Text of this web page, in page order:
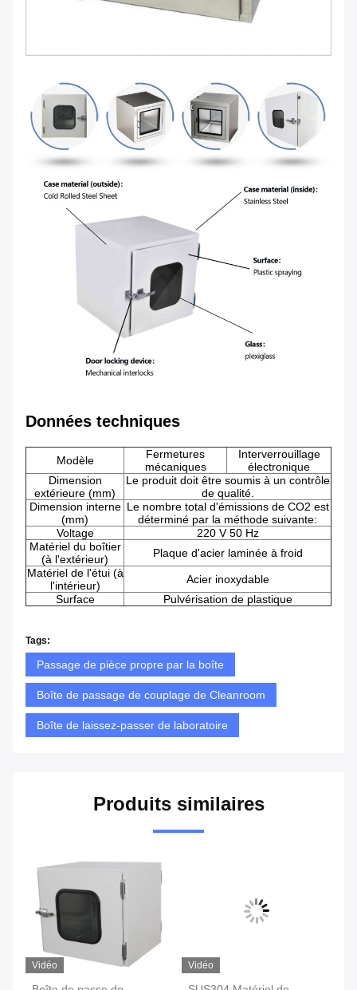
Données techniques
Modèle
Fermetures
mécaniques
Interverrouillage
électronique
Dimension
extérieure (mm)
Le produit doit être soumis à un contrôle
de qualité.
Dimension interne
(mm)
Le nombre total d'émissions de CO2 est
déterminé par la méthode suivante:
Voltage
220 V 50 Hz
Matériel du boîtier
(à l'extérieur)
Plaque d'acier laminée à froid
Matériel de l'étui (à
l'intérieur)
Acier inoxydable
Surface
Pulvérisation de plastique
Tags:
Passage de pièce propre par la boîte
Boîte de passage de couplage de Cleanroom
Boîte de laissez-passer de laboratoire
Produits similaires
Vidéo Vidéo